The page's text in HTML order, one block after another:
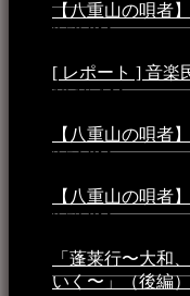
【八重山の唄者
8:59 PM
[ レポート ] 音楽
10:16 AM
【八重山の唄者
3:54 PM
【八重山の唄者
9:52 PM
「蓬莱行〜大和
いく〜」（後編）